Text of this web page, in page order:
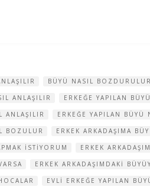
BÜYÜ NASIL
ANLAŞILIR
ERKEĞE YAPILAN
ANLAŞILIR
ERKEĞE YAPILAN
BOZULUR
ERKEK ARKADAŞIMA
ISTIYORUM
ERKEK
ERKEK ARKADAŞIMDAKI
EVLI ERKEĞE YAPILAN